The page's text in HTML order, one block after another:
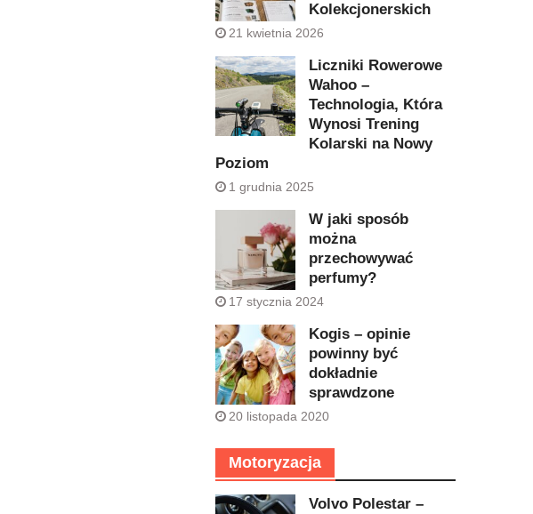
Kolekcjonerskich
21 kwietnia 2026
Liczniki Rowerowe
Wahoo –
Technologia, Która
Wynosi Trening
Kolarski na Nowy
Poziom
1 grudnia 2025
W jaki sposób
można
przechowywać
perfumy?
17 stycznia 2024
Kogis – opinie
powinny być
dokładnie
sprawdzone
20 listopada 2020
Motoryzacja
Volvo Polestar –